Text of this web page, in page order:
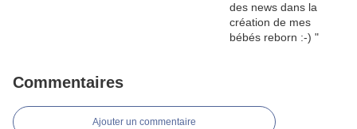
Commentaires
Ajouter un commentaire